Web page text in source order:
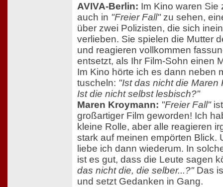
AVIVA-Berlin: Im Kino waren Sie
auch in "Freier Fall"zu sehen,
über zwei Polizisten, die sich
verlieben. Sie spielen die Mutter
und reagieren vollkommen
entsetzt, als Ihr Film-Sohn einen
Im Kino hörte ich es dann neben
tuscheln: "Ist das nicht die Maren
Ist die nicht selbst lesbisch?"
Maren Kroymann: "Freier Fall"
großartiger Film geworden! Ich
kleine Rolle, aber alle reagieren
stark auf meinen empörten Blick.
liebe ich dann wiederum. In
ist es gut, dass die Leute sagen
das nicht die, die selber...?"Das
und setzt Gedanken in Gang.